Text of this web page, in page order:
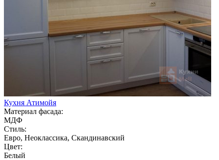
Кухня Атимойя
Материал фасада:
МДФ
Стиль:
Евро, Неоклассика, Скандинавский
Цвет:
Белый